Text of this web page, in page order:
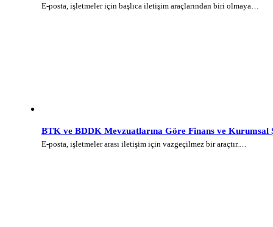
E-posta, işletmeler için başlıca iletişim araçlarından biri olmaya…
BTK ve BDDK Mevzuatlarına Göre Finans ve
E-posta, işletmeler arası iletişim için vazgeçilmez bir araçtır.…